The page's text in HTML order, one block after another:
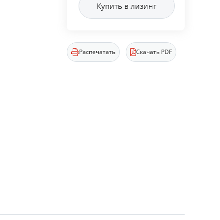
Купить в лизинг
Распечатать Скачать PDF